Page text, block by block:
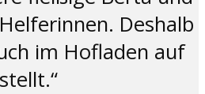
Deshalb
im Hofladen auf